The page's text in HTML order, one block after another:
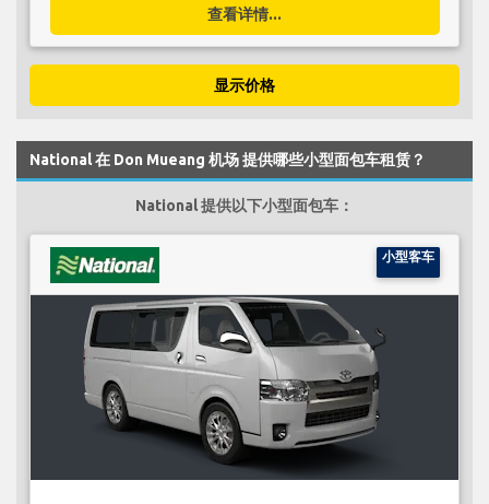
查看详情...
显示价格
National 在 Don Mueang 机场 提供哪些小型面包车租赁？
National 提供以下小型面包车：
小型客车